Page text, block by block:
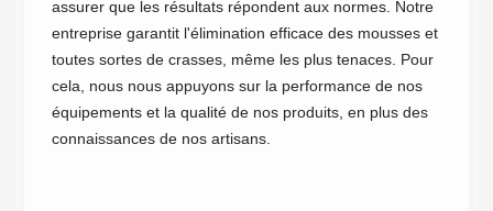
assurer que les résultats répondent aux normes. Notre
entreprise garantit l'élimination efficace des mousses et
toutes sortes de crasses, même les plus tenaces. Pour
cela, nous nous appuyons sur la performance de nos
équipements et la qualité de nos produits, en plus des
connaissances de nos artisans.